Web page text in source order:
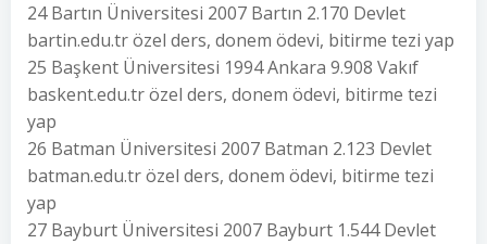
24 Bartın Üniversitesi 2007 Bartın 2.170 Devlet
bartin.edu.tr özel ders, donem ödevi, bitirme tezi yap
25 Başkent Üniversitesi 1994 Ankara 9.908 Vakıf
baskent.edu.tr özel ders, donem ödevi, bitirme tezi
yap
26 Batman Üniversitesi 2007 Batman 2.123 Devlet
batman.edu.tr özel ders, donem ödevi, bitirme tezi
yap
27 Bayburt Üniversitesi 2007 Bayburt 1.544 Devlet